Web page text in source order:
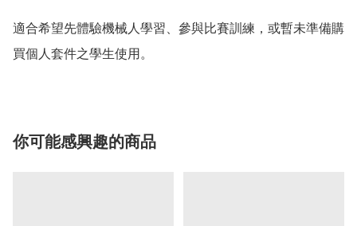
適合希望先體驗機械人學習、參與比賽訓練，或暫未準備購
買個人套件之學生使用。
你可能感興趣的商品